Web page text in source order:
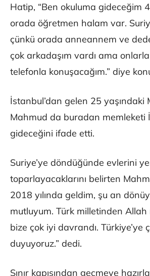
Hatip, “Ben okuluma gideceğim
orada öğretmen halam var.
çünkü orada anneannem ve
çok arkadaşım vardı ama
telefonla konuşacağım.” diye
İstanbul’dan gelen 25 yaşındaki
Mahmud da buradan memleketi
gideceğini ifade etti.
Suriye’ye döndüğünde evlerini
toparlayacaklarını belirten
2018 yılında geldim, şu an
mutluyum. Türk milletinden Allah
bize çok iyi davrandı. Türkiye’ye
duyuyoruz.” dedi.
Sınır kapısından geçmeye